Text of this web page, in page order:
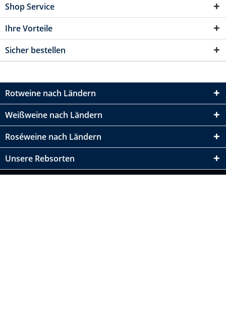
Shop Service
Ihre Vorteile
Sicher bestellen
Rotweine nach Ländern
Weißweine nach Ländern
Roséweine nach Ländern
Unsere Rebsorten